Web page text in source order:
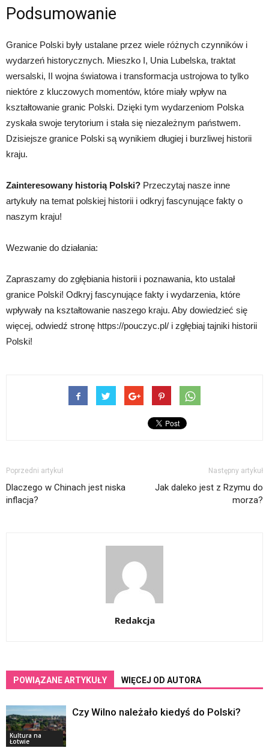
Podsumowanie
Granice Polski były ustalane przez wiele różnych czynników i
wydarzeń historycznych. Mieszko I, Unia Lubelska, traktat
wersalski, II wojna światowa i transformacja ustrojowa to tylko
niektóre z kluczowych momentów, które miały wpływ na
kształtowanie granic Polski. Dzięki tym wydarzeniom Polska
zyskała swoje terytorium i stała się niezależnym państwem.
Dzisiejsze granice Polski są wynikiem długiej i burzliwej historii
kraju.
Zainteresowany historią Polski? Przeczytaj nasze inne
artykuły na temat polskiej historii i odkryj fascynujące fakty o
naszym kraju!
Wezwanie do działania:
Zapraszamy do zgłębiania historii i poznawania, kto ustalał
granice Polski! Odkryj fascynujące fakty i wydarzenia, które
wpływały na kształtowanie naszego kraju. Aby dowiedzieć się
więcej, odwiedź stronę https://pouczyc.pl/ i zgłębiaj tajniki historii
Polski!
Poprzedni artykuł
Dlaczego w Chinach jest niska
inflacja?
Następny artykuł
Jak daleko jest z Rzymu do
morza?
Redakcja
POWIĄZANE ARTYKUŁY WIĘCEJ OD AUTORA
Kultura na
Łotwie
Czy Wilno należało kiedyś do Polski?